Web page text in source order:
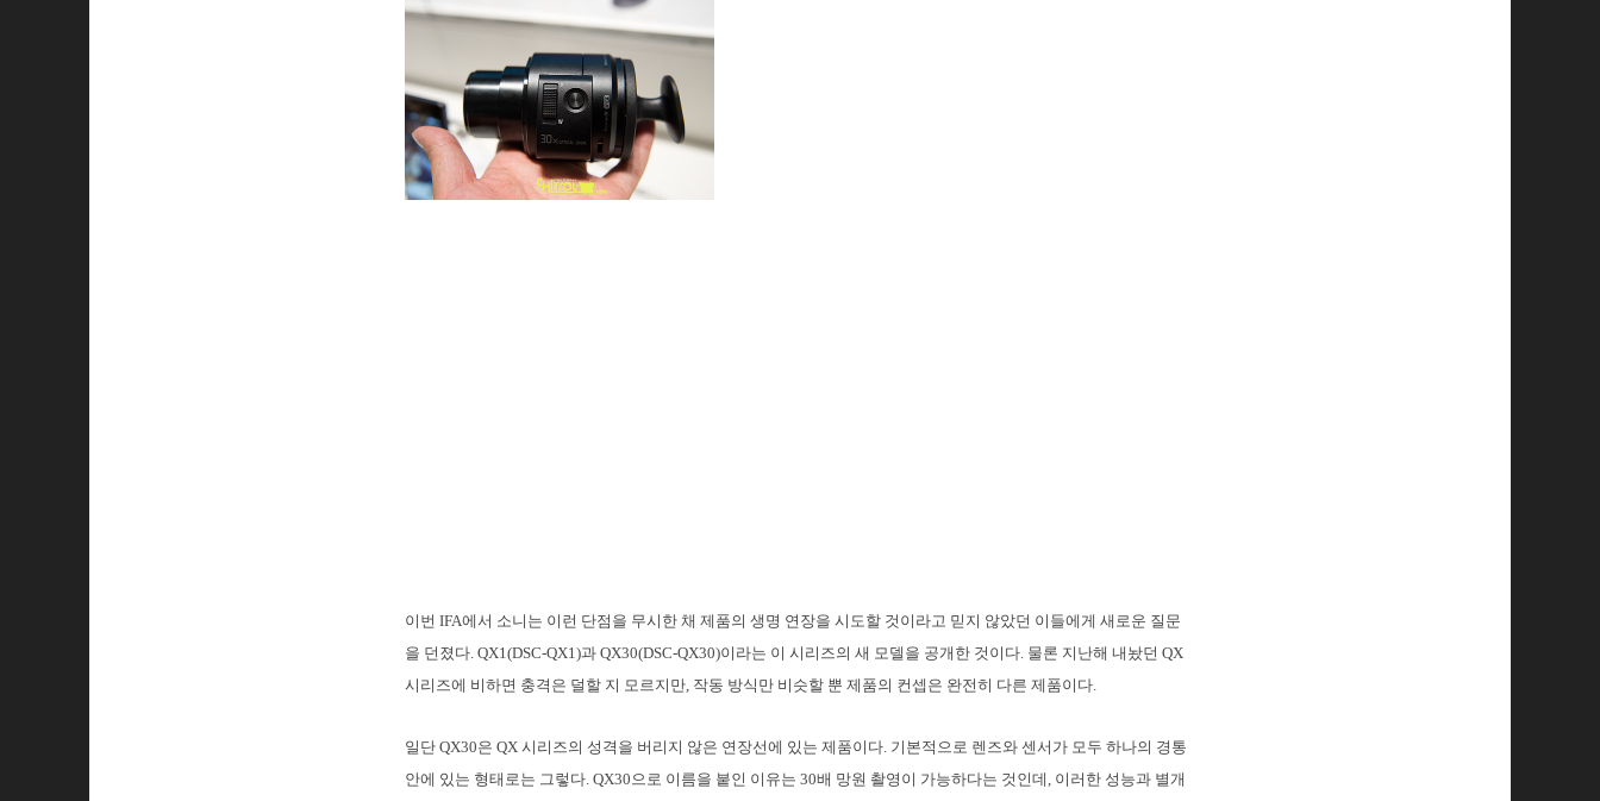
이번 IFA에서 소니는 이런 단점을 무시한 채 제품의 생명 연장을 시도할 것이라고 믿지 않았던 이들에게 새로운 질문
을 던졌다. QX1(DSC-QX1)과 QX30(DSC-QX30)이라는 이 시리즈의 새 모델을 공개한 것이다. 물론 지난해 내놨던 QX
시리즈에 비하면 충격은 덜할 지 모르지만, 작동 방식만 비슷할 뿐 제품의 컨셉은 완전히 다른 제품이다.
일단 QX30은 QX 시리즈의 성격을 버리지 않은 연장선에 있는 제품이다. 기본적으로 렌즈와 센서가 모두 하나의 경통
안에 있는 형태로는 그렇다. QX30으로 이름을 붙인 이유는 30배 망원 촬영이 가능하다는 것인데, 이러한 성능과 별개